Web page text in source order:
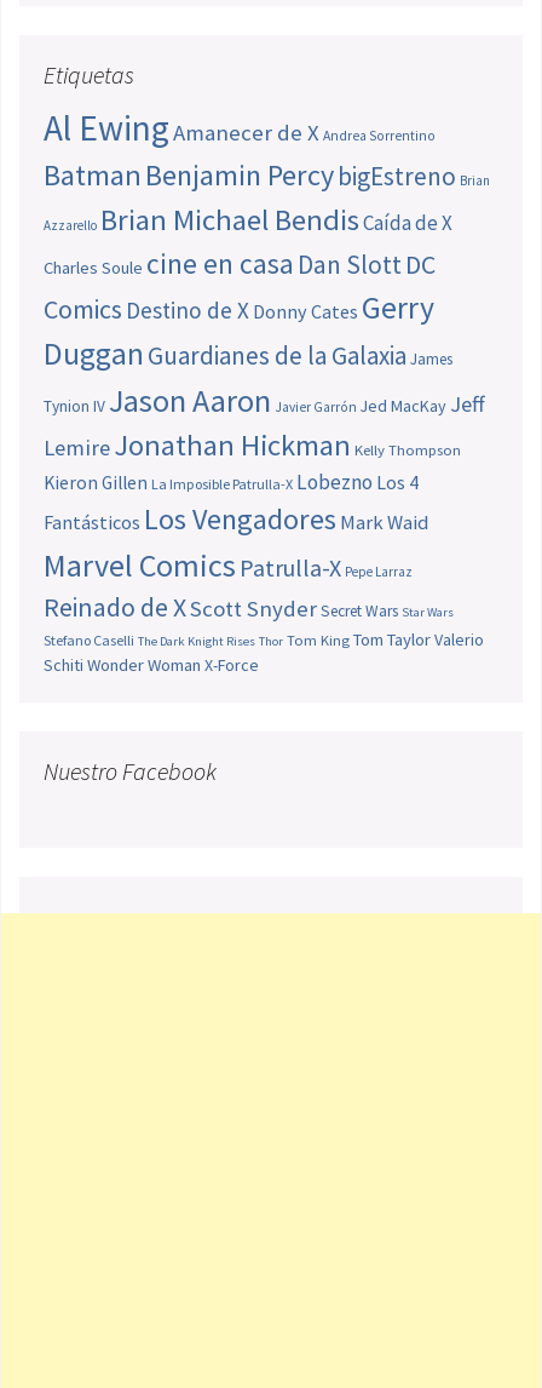
Etiquetas
Al EwingAmanecer de X Andrea Sorrentino
Batman Benjamin PercybigEstreno Brian
Azzarello Brian Michael BendisCaída de X
Charles Soule cine en casa Dan SlottDC
Comics Destino de X Donny Cates Gerry
Duggan Guardianes de la Galaxia James
Tynion IV Jason Aaron Javier Garrón Jed MacKay Jeff
LemireJonathan Hickman Kelly Thompson
Kieron Gillen La Imposible Patrulla-X Lobezno Los 4
Fantásticos Los Vengadores Mark Waid
Marvel Comics Patrulla-X Pepe Larraz
Reinado de XScott SnyderSecret Wars Star Wars
Stefano Caselli The Dark Knight Rises Thor Tom King Tom TaylorValerio
Schiti Wonder Woman X-Force
Nuestro Facebook